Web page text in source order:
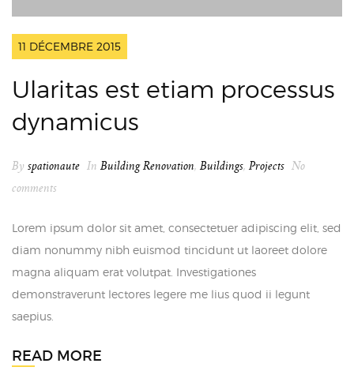
11 DÉCEMBRE 2015
Ularitas est etiam processus
dynamicus
By spationaute In Building Renovation, Buildings, Projects No
comments
Lorem ipsum dolor sit amet, consectetuer adipiscing elit, sed
diam nonummy nibh euismod tincidunt ut laoreet dolore
magna aliquam erat volutpat. Investigationes
demonstraverunt lectores legere me lius quod ii legunt
saepius.
READ MORE